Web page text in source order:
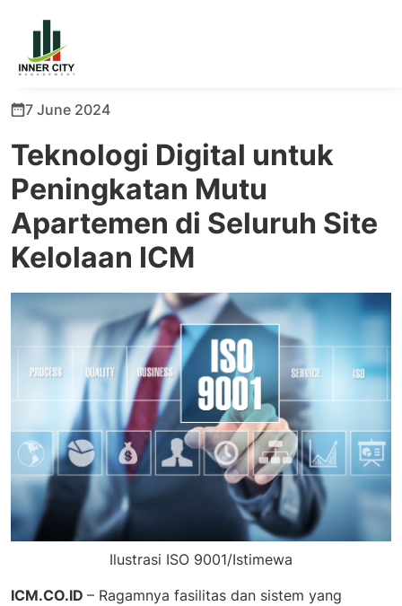
7 June 2024
Teknologi Digital untuk
Peningkatan Mutu
Apartemen di Seluruh Site
Kelolaan ICM
Ilustrasi ISO 9001/Istimewa
ICM.CO.ID – Ragamnya fasilitas dan sistem yang